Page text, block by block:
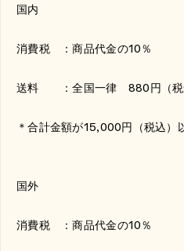
国内
消費税 ：商品代金の10％
送料 ：全国一律 880円（税
＊合計金額が15,000円（税込）
国外
消費税 ：商品代金の10％